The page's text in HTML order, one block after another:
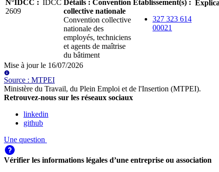
N°IDCC : IDCC
2609
Détails : Convention
collective nationale
Convention collective
nationale des
employés, techniciens
et agents de maîtrise
du bâtiment
Etablissement(s) :
327 323 614
00021
Mise à jour le 16/07/2026
Source : MTPEI
Ministère du Travail, du Plein Emploi et de l'Insertion (MTPEI).
Retrouvez-nous sur les réseaux sociaux
linkedin
github
Une question
Vérifier les informations légales d’une entreprise ou association